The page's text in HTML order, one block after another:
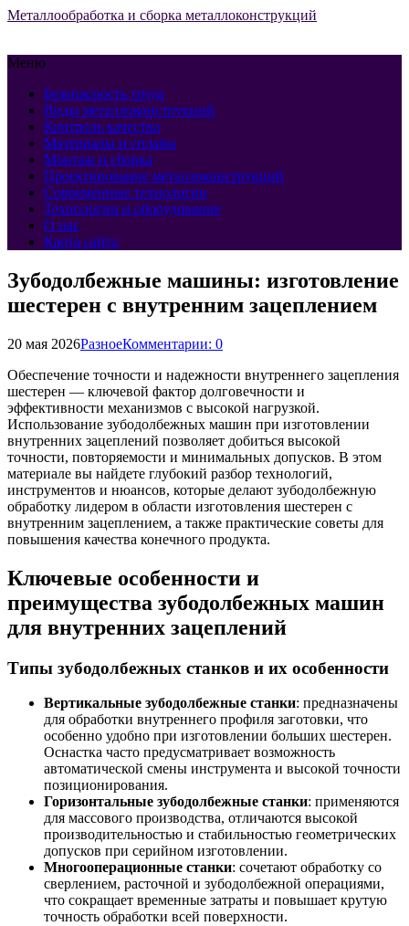
Металлообработка и сборка металлоконструкций
Меню
Безопасность труда
Виды металлоконструкций
Контроль качества
Материалы и сплавы
Монтаж и сборка
Проектирование металлоконструкций
Современные технологии
Технологии и оборудование
О нас
Карта сайта
Зубодолбежные машины: изготовление
шестерен с внутренним зацеплением
20 мая 2026РазноеКомментарии: 0
Обеспечение точности и надежности внутреннего зацепления
шестерен — ключевой фактор долговечности и
эффективности механизмов с высокой нагрузкой.
Использование зубодолбежных машин при изготовлении
внутренних зацеплений позволяет добиться высокой
точности, повторяемости и минимальных допусков. В этом
материале вы найдете глубокий разбор технологий,
инструментов и нюансов, которые делают зубодолбежную
обработку лидером в области изготовления шестерен с
внутренним зацеплением, а также практические советы для
повышения качества конечного продукта.
Ключевые особенности и
преимущества зубодолбежных машин
для внутренних зацеплений
Типы зубодолбежных станков и их особенности
Вертикальные зубодолбежные станки: предназначены
для обработки внутреннего профиля заготовки, что
особенно удобно при изготовлении больших шестерен.
Оснастка часто предусматривает возможность
автоматической смены инструмента и высокой точности
позиционирования.
Горизонтальные зубодолбежные станки: применяются
для массового производства, отличаются высокой
производительностью и стабильностью геометрических
допусков при серийном изготовлении.
Многооперационные станки: сочетают обработку со
сверлением, расточной и зубодолбежной операциями,
что сокращает временные затраты и повышает крутую
точность обработки всей поверхности.